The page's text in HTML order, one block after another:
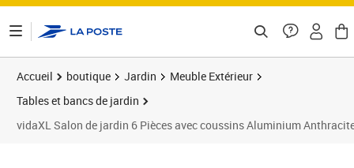
Accueil boutique Jardin
Meuble Extérieur
Tables et bancs de jardin
vidaXL Salon de jardin 6 Pièces avec coussins Aluminium